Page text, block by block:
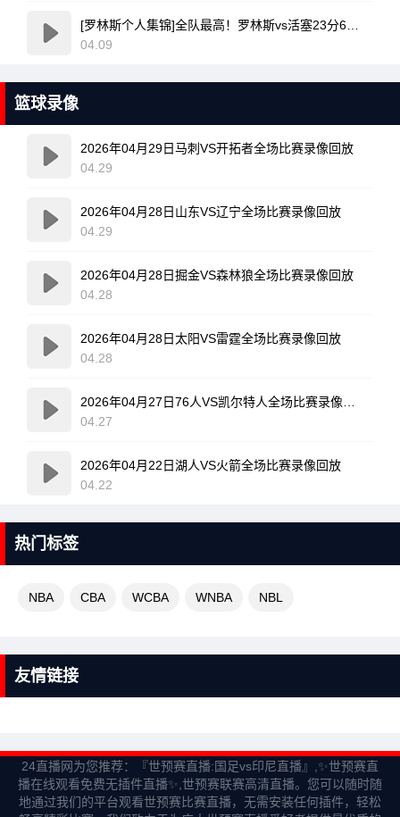
04.09
篮球录像
2026年04月29日马刺VS开拓者全场比赛录像回放
04.29
2026年04月28日山东VS辽宁全场比赛录像回放
04.29
2026年04月28日掘金VS森林狼全场比赛录像回放
04.28
2026年04月28日太阳VS雷霆全场比赛录像回放
04.28
04.27
2026年04月22日湖人VS火箭全场比赛录像回放
04.22
热门标签
NBA CBA WCBA WNBA NBL
友情链接
24直播网为您推荐：『世预赛直播:国足vs印尼直播』,✨世预赛直
播在线观看免费无插件直播✨,世预赛联赛高清直播。您可以随时随
地通过我们的平台观看世预赛比赛直播，无需安装任何插件，轻松